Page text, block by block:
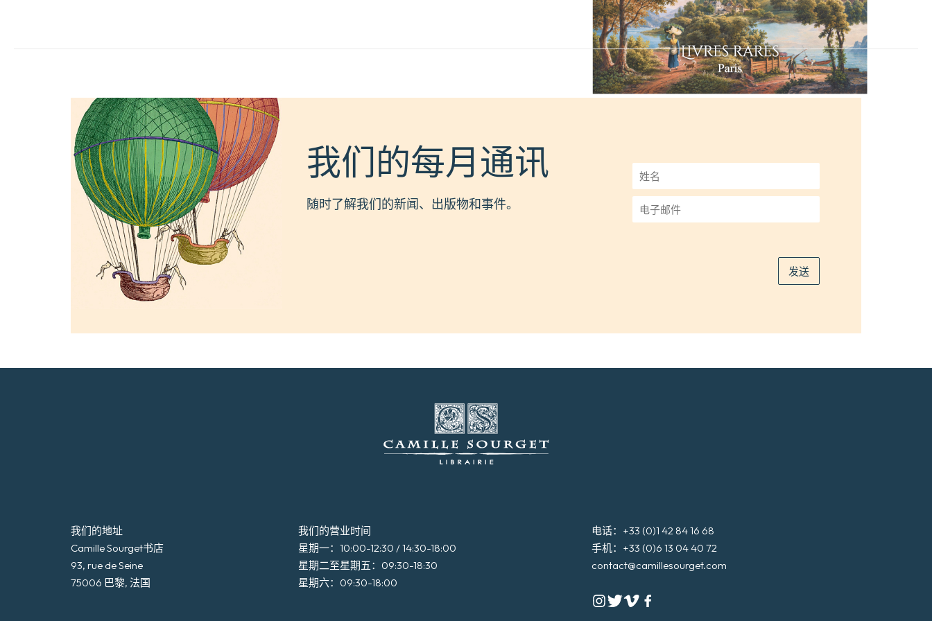
我们的每月通讯
随时了解我们的新闻、出版物和事件。
姓
名
*
子
发送
我们的地址
Camille Sourget书店
93, rue de Seine
75006 巴黎, 法国
我们的营业时间
星期一：10:00-12:30 / 14:30-18:00
星期二至星期五：09:30-18:30
星期六：09:30-18:00
电话：+33 (0)1 42 84 16 68
手机：+33 (0)6 13 04 40 72
contact@camillesourget.com